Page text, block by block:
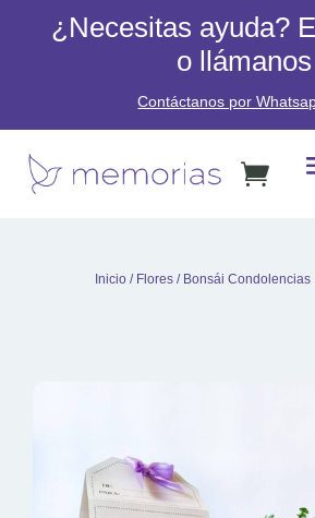
¿Necesitas ayuda?
o llámanos
Contáctanos por
Inicio/ Flores/ Bonsái Condolencias